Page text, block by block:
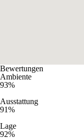
Bewertungen
Ambiente
93%
Ausstattung
91%
Lage
92%